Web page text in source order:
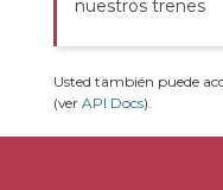
nuestros trenes
Usted también puede
(ver API Docs).